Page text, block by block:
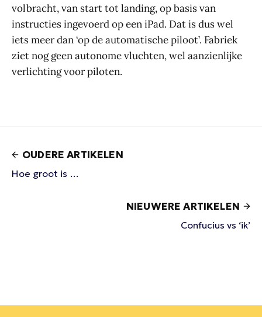
volbracht, van start tot landing, op basis van
instructies ingevoerd op een iPad. Dat is dus wel
iets meer dan ‘op de automatische piloot’. Fabriek
ziet nog geen autonome vluchten, wel aanzienlijke
verlichting voor piloten.
OUDERE ARTIKELEN
Hoe groot is …
NIEUWERE ARTIKELEN
Confucius vs ‘ik’